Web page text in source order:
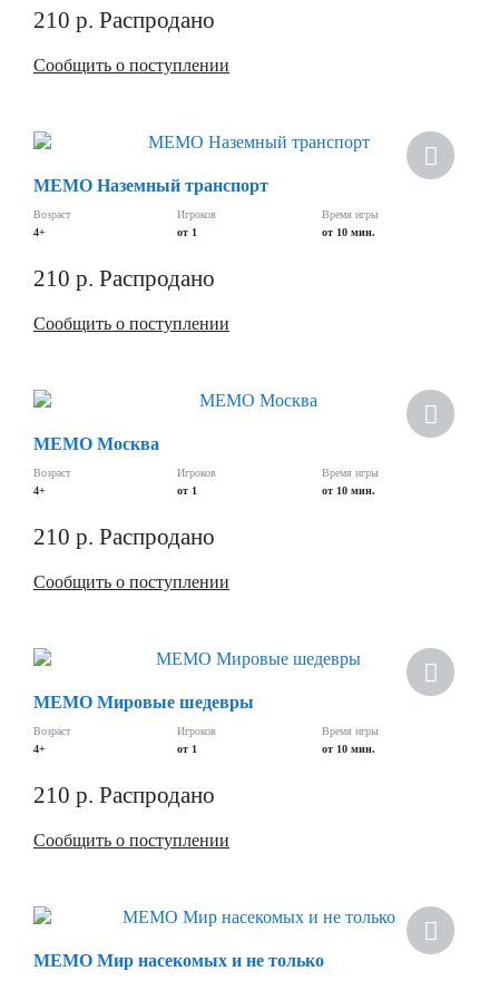
210 р. Распродано
Сообщить о поступлении
МЕМО Наземный транспорт
Возраст
4+
Игроков
от 1
Время игры
от 10 мин.
210 р. Распродано
Сообщить о поступлении
МЕМО Москва
Возраст
4+
Игроков
от 1
Время игры
от 10 мин.
210 р. Распродано
Сообщить о поступлении
МЕМО Мировые шедевры
Возраст
4+
Игроков
от 1
Время игры
от 10 мин.
210 р. Распродано
Сообщить о поступлении
МЕМО Мир насекомых и не только